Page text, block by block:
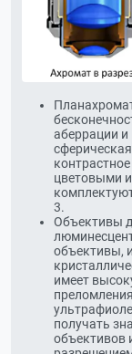
аберрации и
цветовыми
3.
Объективы
объективы,
имеет
получать
объективов